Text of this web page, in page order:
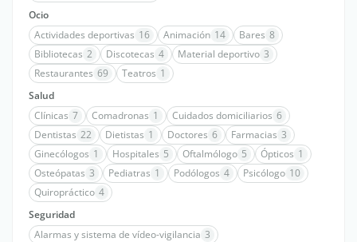
Ocio
Actividades deportivas 16 Animación 14 Bares 8
Bibliotecas 2 Discotecas 4 Material deportivo 3
Restaurantes 69 Teatros 1
Salud
Clínicas 7 Comadronas 1 Cuidados domiciliarios 6
Dentistas 22 Dietistas 1 Doctores 6 Farmacias 3
Ginecólogos 1 Hospitales 5 Oftalmólogo 5 Ópticos 1
Osteópatas 3 Pediatras 1 Podólogos 4 Psicólogo 10
Quiropráctico 4
Seguridad
Alarmas y sistema de vídeo-vigilancia 3